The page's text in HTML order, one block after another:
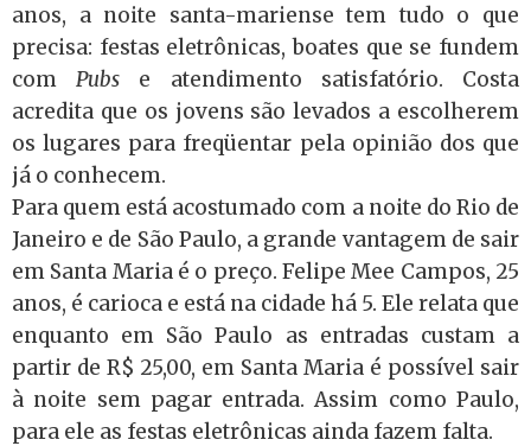
anos, a noite santa-mariense tem tudo o que
precisa: festas eletrônicas, boates que se fundem
comPubs e atendimento satisfatório. Costa
acredita que os jovens são levados a escolherem
os lugares para freqüentar pela opinião dos que
já o conhecem.
Para quem está acostumado com a noite do Rio de
Janeiro e de São Paulo, a grande vantagem de sair
em Santa Maria é o preço. Felipe Mee Campos, 25
anos, é carioca e está na cidade há 5. Ele relata que
enquanto em São Paulo as entradas custam a
partir de R$ 25,00, em Santa Maria é possível sair
à noite sem pagar entrada. Assim como Paulo,
para ele as festas eletrônicas ainda fazem falta.